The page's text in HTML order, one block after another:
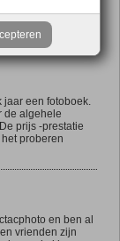
het boek als de
anderen vinden
Eikelboom)
een fotoboek.
de algehele
prijs -prestatie
proberen
en ben al
vrienden zijn